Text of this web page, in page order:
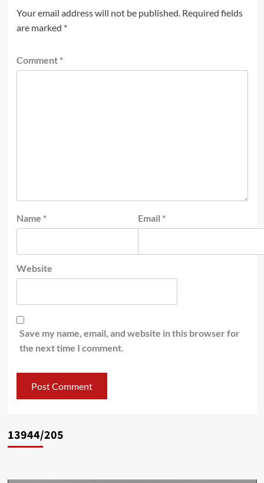
Your email address will not be published. Required fields
are marked *
Comment *
Name * Email *
Website
Save my name, email, and website in this browser for
the next time I comment.
13944/205